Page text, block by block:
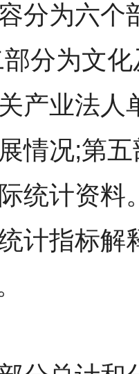
分为六个
分为文
产业法人
情况;第
统计资料
计指标